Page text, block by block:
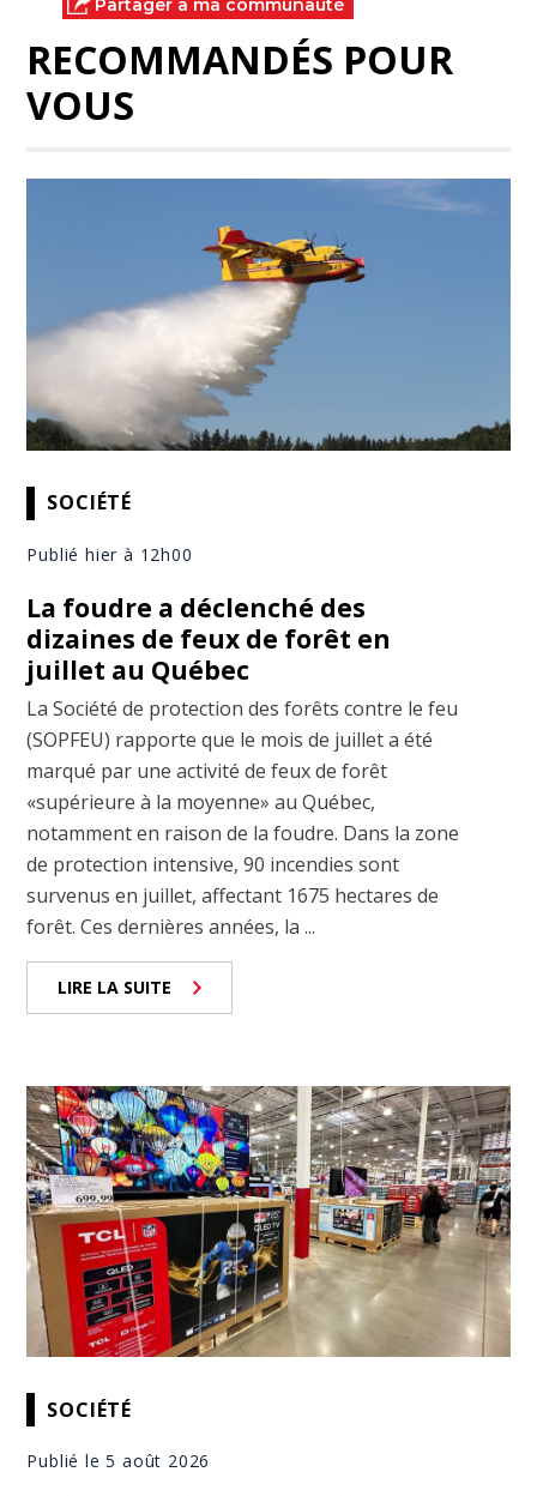
Partager à ma communauté
RECOMMANDÉS POUR
VOUS
SOCIÉTÉ
Publié hier à 12h00
La foudre a déclenché des
dizaines de feux de forêt en
juillet au Québec
La Société de protection des forêts contre le feu
(SOPFEU) rapporte que le mois de juillet a été
marqué par une activité de feux de forêt
«supérieure à la moyenne» au Québec,
notamment en raison de la foudre. Dans la zone
de protection intensive, 90 incendies sont
survenus en juillet, affectant 1675 hectares de
forêt. Ces dernières années, la ...
LIRE LA SUITE
SOCIÉTÉ
Publié le 5 août 2026